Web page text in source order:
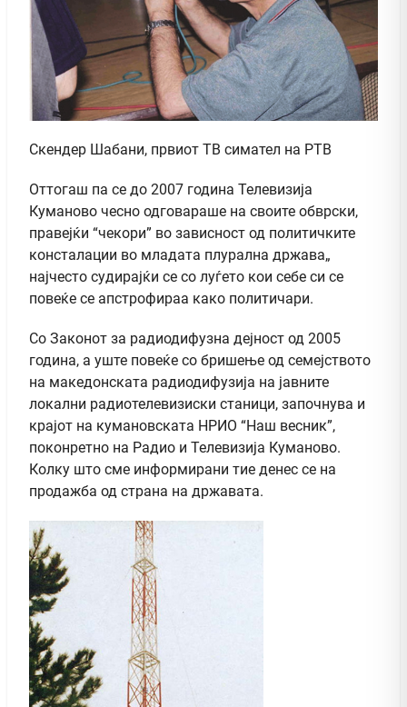
Скендер Шабани, првиот ТВ симател на РТВ
Оттогаш па се до 2007 година Телевизија
Куманово чесно одговараше на своите обврски,
правејќи “чекори” во зависност од политичките
консталации во младата плурална држава„
најчесто судирајќи се со луѓето кои себе си се
повеќе се апстрофираа како политичари.
Со Законот за радиодифузна дејност од 2005
година, а уште повеќе со бришење од семејството
на македонската радиодифузија на јавните
локални радиотелевизиски станици, започнува и
крајот на кумановската НРИО “Наш весник”,
поконретно на Радио и Телевизија Куманово.
Колку што сме информирани тие денес се на
продажба од страна на државата.